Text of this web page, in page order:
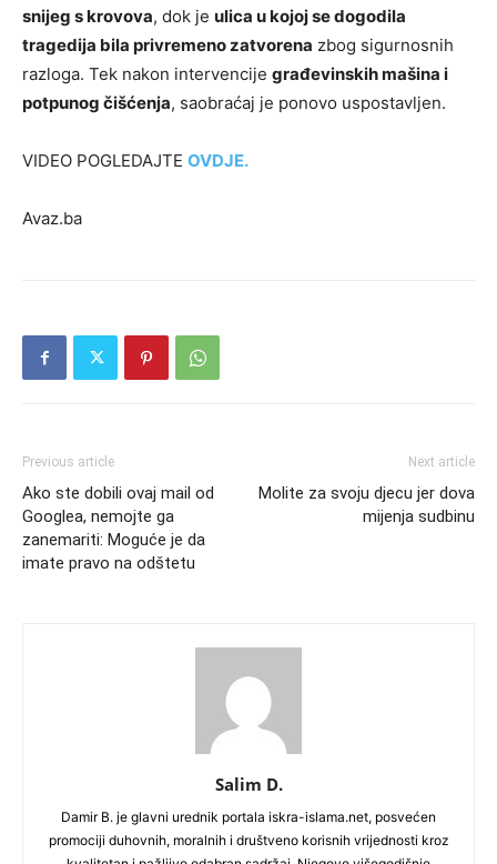
snijeg s krovova, dok je ulica u kojoj se dogodila
tragedija bila privremeno zatvorena zbog sigurnosnih
razloga. Tek nakon intervencije građevinskih mašina i
potpunog čišćenja, saobraćaj je ponovo uspostavljen.
VIDEO POGLEDAJTE OVDJE.
Avaz.ba
Previous article
Ako ste dobili ovaj mail od
Googlea, nemojte ga
zanemariti: Moguće je da
imate pravo na odštetu
Next article
Molite za svoju djecu jer dova
mijenja sudbinu
Salim D.
Damir B. je glavni urednik portala iskra-islama.net, posvećen
promociji duhovnih, moralnih i društveno korisnih vrijednosti kroz